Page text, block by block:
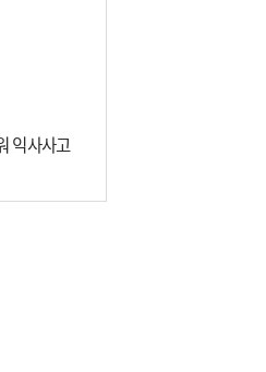
익사사고